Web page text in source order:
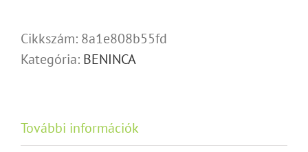
Cikkszám: 8a1e808b55fd
Kategória: BENINCA
További információk